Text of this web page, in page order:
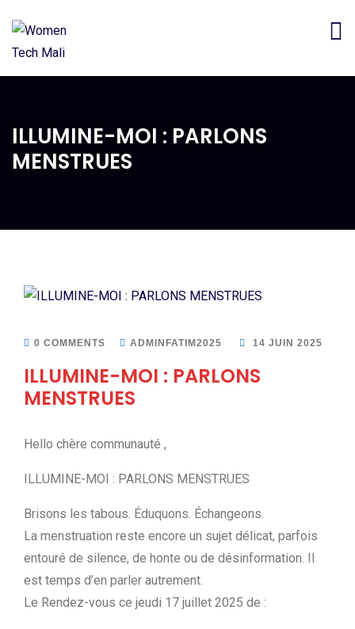
ILLUMINE-MOI : PARLONS
MENSTRUES
0 COMMENTS ADMINFATIM2025 14 JUIN 2025
ILLUMINE-MOI : PARLONS
MENSTRUES
Hello chère communauté ,
ILLUMINE-MOI : PARLONS MENSTRUES
Brisons les tabous. Éduquons. Échangeons.
La menstruation reste encore un sujet délicat, parfois
entouré de silence, de honte ou de désinformation. Il
est temps d’en parler autrement.
Le Rendez-vous ce jeudi 17 juillet 2025 de :